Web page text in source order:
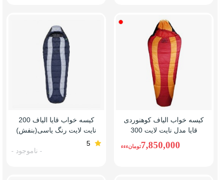
قرمز
کیسه خواب الیاف کوهنوردی
قایا مدل نایت لایت 300
7,850,000تومانءءء
کیسه خواب قایا الیاف 200
نایت لایت رنگ یاسی(بنفش)
5
- ناموجود -